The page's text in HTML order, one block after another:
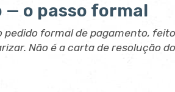
o passo formal
pedido formal de pagamento,
Não é a carta de resolução